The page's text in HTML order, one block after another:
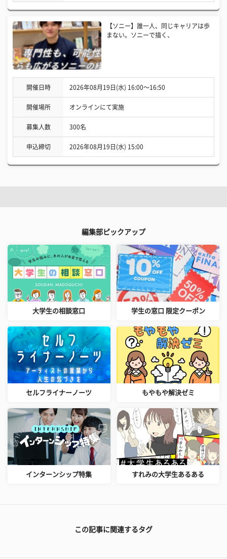
【ソニー】誰一人、同じキャリアは歩
まない。ソニーで描く、
開催日時 2026年08月19日(水) 16:00〜16:50
開催場所 オンラインにて実施
募集人数 300名
申込締切 2026年08月19日(水) 15:00
編集部ピックアップ
大学生の相談窓口 学生の窓口 限定クーポン
セルフライナーノーツ もやもや解決ゼミ
インターンシップ特集 すれみの大学生あるある
この記事に関連するタグ